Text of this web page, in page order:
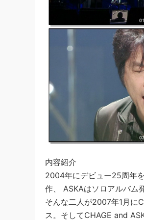
内容紹介
2004年にデビュー25周年
作、 ASKAはソロアルバム
そんな二人が2007年1月に
ス。そしてCHAGE and